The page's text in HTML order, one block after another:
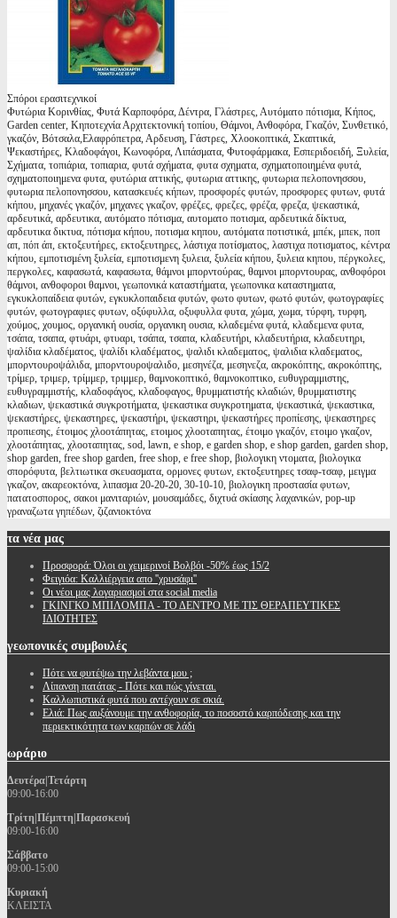
Σπόροι ερασιτεχνικοί
Φυτώρια Κορινθίας, Φυτά Καρποφόρα, Δέντρα, Γλάστρες, Αυτόματο πότισμα, Κήπος,
Garden center, Κηποτεχνία Αρχιτεκτονική τοπίου, Θάμνοι, Ανθοφόρα, Γκαζόν, Συνθετικό,
γκαζόν, Βότσαλα,Ελαφρόπετρα, Αρδευση, Γάστρες, Χλοοκοπτικά, Σκαπτικά,
Ψεκαστήρες, Κλαδοφάγοι, Κωνοφόρα, Λιπάσματα, Φυτοφάρμακα, Εσπεριδοειδή, Ξυλεία,
Σχήματα, τοπιάρια, τοπιαρια, φυτά σχήματα, φυτα σχηματα, σχηματοποιημένα φυτά,
σχηματοποιημενα φυτα, φυτώρια αττικής, φυτωρια αττικης, φυτωρια πελοπονησσου,
φυτωρια πελοπονησσου, κατασκευές κήπων, προσφορές φυτών, προσφορες φυτων, φυτά
κήπου, μηχανές γκαζόν, μηχανες γκαζον, φρέζες, φρεζες, φρέζα, φρεζα, ψεκαστικά,
αρδευτικά, αρδευτικα, αυτόματο πότισμα, αυτοματο ποτισμα, αρδευτικά δίκτυα,
αρδευτικα δικτυα, πότισμα κήπου, ποτισμα κηπου, αυτόματα ποτιστικά, μπέκ, μπεκ, ποπ
απ, πόπ άπ, εκτοξευτήρες, εκτοξευτηρες, λάστιχα ποτίσματος, λαστιχα ποτισματος, κέντρα
κήπου, εμποτισμένη ξυλεία, εμποτισμενη ξυλεια, ξυλεία κήπου, ξυλεια κηπου, πέργκολες,
περγκολες, καφασωτά, καφασωτα, θάμνοι μπορντούρας, θαμνοι μπορντουρας, ανθοφόροι
θάμνοι, ανθοφοροι θαμνοι, γεωπονικά καταστήματα, γεωπονικα καταστηματα,
εγκυκλοπαίδεια φυτών, εγκυκλοπαιδεια φυτών, φωτο φυτων, φωτό φυτών, φωτογραφίες
φυτών, φωτογραφιες φυτων, οξύφυλλα, οξυφυλλα φυτα, χώμα, χωμα, τύρφη, τυρφη,
χούμος, χουμος, οργανική ουσία, οργανικη ουσια, κλαδεμένα φυτά, κλαδεμενα φυτα,
τσάπα, τσαπα, φτυάρι, φτυαρι, τσάπα, τσαπα, κλαδευτήρι, κλαδευτήρια, κλαδευτηρι,
ψαλίδια κλαδέματος, ψαλίδι κλαδέματος, ψαλιδι κλαδεματος, ψαλιδια κλαδεματος,
μπορντουροψάλιδα, μπορντουροψαλιδο, μεσηνέζα, μεσηνεζα, ακροκόπτης, ακροκόπτης,
τρίμερ, τριμερ, τρίμμερ, τριμμερ, θαμνοκοπτικό, θαμνοκοπτικο, ευθυγραμμιστης,
ευθυγραμμιστής, κλαδοφάγος, κλαδοφαγος, θρυμματιστής κλαδιών, θρυμματιστης
κλαδιων, ψεκαστικά συγκροτήματα, ψεκαστικα συγκροτηματα, ψεκαστικά, ψεκαστικα,
ψεκαστήρες, ψεκαστηρες, ψεκαστήρι, ψεκαστηρι, ψεκαστήρες προπίεσης, ψεκαστηρες
προπιεσης, έτοιμος χλοοτάπητας, ετοιμος χλοοταπητας, έτοιμο γκαζόν, ετοιμο γκαζον,
χλοοτάπητας, χλοοταπητας, sod, lawn, e shop, e garden shop, e shop garden, garden shop,
shop garden, free shop garden, free shop, e free shop, βιολογικη ντοματα, βιολογικα
σπορόφυτα, βελτιωτικα σκευασματα, ορμονες φυτων, εκτοξευτηρες τσαφ-τσαφ, μειγμα
γκαζον, ακαρεοκτόνα, λιπασμα 20-20-20, 30-10-10, βιολογικη προστασία φυτων,
πατατοσπορος, σακοι μανιταριών, μουσαμάδες, διχτυά σκίασης λαχανικών, pop-up
γραναζωτα γηπέδων, ζιζανιοκτόνα
τα νέα μας
Προσφορά: Όλοι οι χειμερινοί Βολβόι -50% έως 15/2
Φειγιόα: Καλλιέργεια απο ''χρυσάφι''
Oι νέοι μας λογαριασμοί στα social media
ΓΚΙΝΓΚΟ ΜΠΙΛΟΜΠΑ - ΤΟ ΔΕΝΤΡΟ ΜΕ ΤΙΣ ΘΕΡΑΠΕΥΤΙΚΕΣ
ΙΔΙΟΤΗΤΕΣ
γεωπονικές συμβουλές
Πότε να φυτέψω την λεβάντα μου ;
Λίπανση πατάτας - Πότε και πώς γίνεται.
Καλλωπιστικά φυτά που αντέχουν σε σκιά.
Ελιά: Πως αυξάνουμε την ανθοφορία, το ποσοστό καρπόδεσης και την
περιεκτικότητα των καρπών σε λάδι
ωράριο
Δευτέρα|Τετάρτη
09:00-16:00
Τρίτη|Πέμπτη|Παρασκευή
09:00-16:00
Σάββατο
09:00-15:00
Κυριακή
ΚΛΕΙΣΤΑ